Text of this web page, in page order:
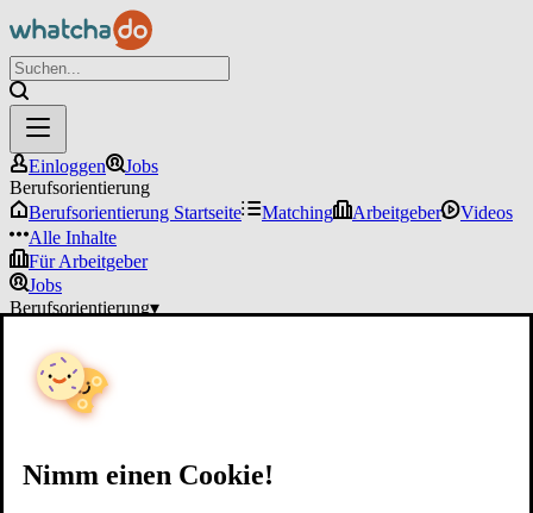
Nimm einen Cookie!
Einloggen
Jobs
Berufsorientierung
Berufsorientierung Startseite
Matching Arbeitgeber
Videos
Alle Inhalte
Für Arbeitgeber
Jobs
Berufsorientierung▾